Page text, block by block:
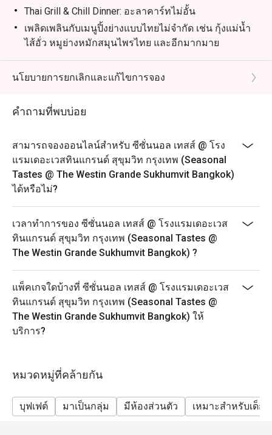
not something I'd typically single out.
For anyone visiting Bangkok and
looking for a buffet experience that
combines a stunning dining room
with food that delivers and service
ครัวแบบเปิด – เพลิดเพลินกับการชมเชฟปรุงอาหารสดใหม่
ตรงหน้า
หลากหลายเมนูระดับนานาชาติ – ครบครันทั้ง
เมดิเตอร์เรเนียน อาหารเอเชีย เนื้อย่าง และซูชิ
รักสุขภาพ
ด้วยระบบขนส่งสาธารณะ
อาหารอิตาเลียน – พิซซ่าชีสอบใหม่ร้อน ๆ หอมอร่อย
พาสต้าปรุงสดตามสั่ง – เลือกเส้นและเครื่องได้เอง แนะนำ
Olio สำหรับรสชาติที่กลมกล่อม
ไอศกรีมผัด – สนุกไปกับการเลือกท็อปปิ้งและรสชาติที่ถูกใจ
ขนมหวาน – มีทั้งขนมไทยและเค้กสไตล์ตะวันตกให้ลิ้มลอง
ข้อเสนอ Eatigo: จองผ่านแอปหรือเว็บไซต์ Eatigo เลือกช่วง
เวลาเพื่อรับส่วนลดสูงสุด 50% สำหรับค่าอาหาร
หากคุณกำลังมองหาประสบการณ์บุฟเฟ่ต์ที่หรูหราและเต็ม
ไปด้วยรสชาติระดับโลก Seasonal Tastes คือตัวเลือกที่ไม่
Thai Grill & Chill Dinner: อะลาคาร์ทไม่อั้น
เพลิดเพลินกับเมนูปิ้งย่างแบบไทยไม่จำกัด เช่น กุ้งแม่น้ำ
ไส้อั่ว หมูย่างหมักสมุนไพรไทย และอีกมากมาย
นอกจากนี้ยังมีบุฟเฟต์พร้อมซุปไทยที่เปลี่ยนเมนูทุกวัน
อาหารเรียกน้ำย่อย สลัดไทยแท้ ขนมหวานท้องถิ่น และ
อย่างเต็มรูปแบบ
อาหารเช้า: 06:00 – 10:30
อาหารกลางวัน: 12:00 – 14:30
อาหารเย็น: 18:00 – 22:00
บรันช์: 12:00 – 15:00
ราคาบุฟเฟต์:
Thai Grill & Chill (อะลาคาร์ทไม่อั้น): 850++
บุฟเฟต์นานาชาติมื้อกลางวัน: 1,350++
Seafood & Grill Dinner ศุกร์ & เสาร์: 1,550++
Sunday Family Brunch: 1,550++
อาหารเช้า: 850++
ราคาเด็ก:
อายุ 0–5 ปี: ฟรี
สำคัญ: ส่วนลด Eatigo ไม่สามารถใช้ร่วมกับราคาเด็กได้
รวมภาษีมูลค่าเพิ่มและค่าบริการ
นโยบายการยกเลิกและแก้ไขการจอง
คำถามที่พบบ่อย
สามารถจองออนไลน์สำหรับ ซีซั่นนอล เทสส์ @ โรง
แรมเดอะเวสทินแกรนด์ สุขุมวิท กรุงเทพ (Seasonal
Tastes @ The Westin Grande Sukhumvit Bangkok)
ได้หรือไม่?
เวลาทำการของ ซีซั่นนอล เทสส์ @ โรงแรมเดอะเวส
ทินแกรนด์ สุขุมวิท กรุงเทพ (Seasonal Tastes @
The Westin Grande Sukhumvit Bangkok) ?
แพ็คเกจใดบ้างที่ ซีซั่นนอล เทสส์ @ โรงแรมเดอะเวส
ทินแกรนด์ สุขุมวิท กรุงเทพ (Seasonal Tastes @
The Westin Grande Sukhumvit Bangkok) ให้
บริการ?
หมวดหมู่ที่คล้ายกัน
บุฟเฟต์ มาเป็นกลุ่ม มีห้องส่วนตัว เหมาะสำหรับเด็ก